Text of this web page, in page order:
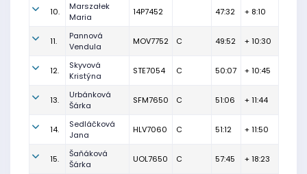
10.
Marszałek
Maria
14P7452 47:32 + 8:10
11.
Pannová
Vendula
MOV7752 C 49:52 + 10:30
12.
Skyvová
Kristýna
STE7054 C 50:07 + 10:45
13.
Urbánková
Šárka
SFM7650 C 51:06 + 11:44
14.
Sedláčková
Jana
HLV7060 C 51:12 + 11:50
15.
Šaňáková
Šárka
UOL7650 C 57:45 + 18:23